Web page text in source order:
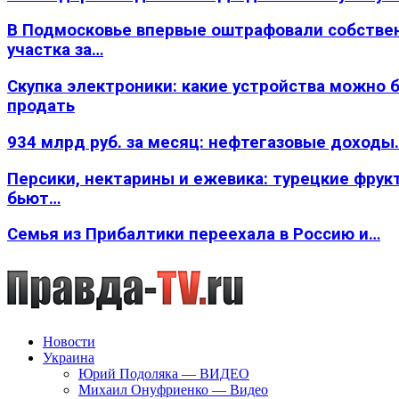
В Подмосковье впервые оштрафовали
участка за…
Скупка электроники: какие устройства можно
продать
934 млрд руб. за месяц: нефтегазовые
Персики, нектарины и ежевика: турецкие
бьют…
Семья из Прибалтики переехала в Россию и…
Новости
Украина
Юрий Подоляка — ВИДЕО
Михаил Онуфриенко — Видео